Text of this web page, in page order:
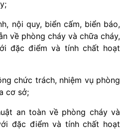
nội quy, biển cấm, biển báo,
về phòng cháy và chữa cháy,
đặc điểm và tính chất hoạt
chức trách, nhiệm vụ phòng
cơ sở;
an toàn về phòng cháy và
đặc điểm và tính chất hoạt